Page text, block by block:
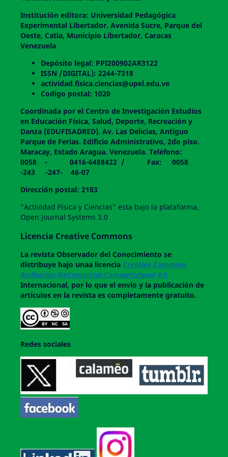
Institución editora: Universidad Pedagógica
Experimental Libertador. Avenida Sucre, Parque del
Oeste, Catia, Municipio Libertador, Caracas
Venezuela
Depósito legal: PPI200902AR3122
ISSN /DIGITAL): 2244-7318
actividad.fisica.ciencias@upel.edu.ve
Codigo postal: 1020
Coordinada por el Centro de Investigación Estudios
en Educación Física, Salud, Deporte, Recreación y
Danza (EDUFISADRED). Av. Las Delicias, Antiguo
Parque de Ferias. Edificio Administrativo, 2do piso.
Maracay, Estado Aragua. Venezuela. Teléfono:
0058 - 0416-6488422 / Fax: 0058
-243 -247- 46-07
Dirección postal: 2103
"Actividad Física y Ciencias" esta bajo la plataforma,
Open Journal Systems 3.0
Licencia Creative Commons
La revistaObservador del Conocimiento se
distribuye bajo unaa licencia Creative Commons
Atribución-NoComercial-CompartirIgual 4.0
Internacional, por lo que el envío y la publicación de
artículos en la revista es completamente gratuito.
Redes sociales